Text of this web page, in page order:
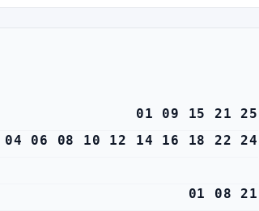
01 09 15 21 25
04 06 08 10 12 14 16 18 22 24
01 08 21